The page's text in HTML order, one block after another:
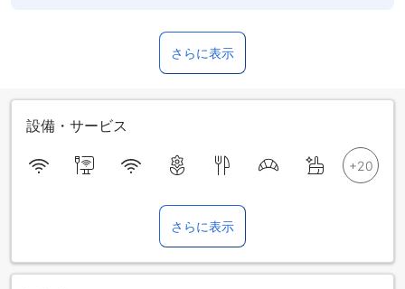
さらに表示
設備・サービス
さらに表示